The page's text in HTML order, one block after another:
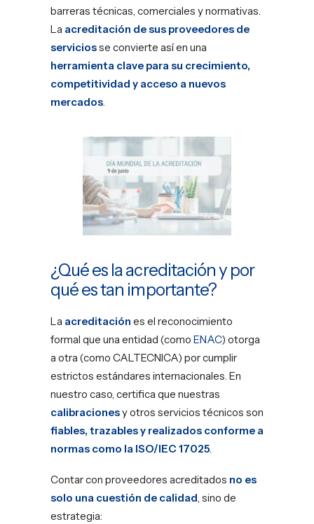
barreras técnicas, comerciales y normativas.
La acreditación de sus proveedores de
serviciosse convierte así en una
herramienta clave para su crecimiento,
competitividad y acceso a nuevos
mercados.
¿Qué es la acreditación y por
qué es tan importante?
La acreditación es el reconocimiento
formal que una entidad (como ENAC) otorga
a otra (como CALTECNICA) por cumplir
estrictos estándares internacionales. En
nuestro caso, certifica que nuestras
calibracionesy otros servicios técnicos son
fiables, trazables y realizados conforme a
normas como la ISO/IEC 17025.
Contar con proveedores acreditados no es
solo una cuestión de calidad, sino de
estrategia: